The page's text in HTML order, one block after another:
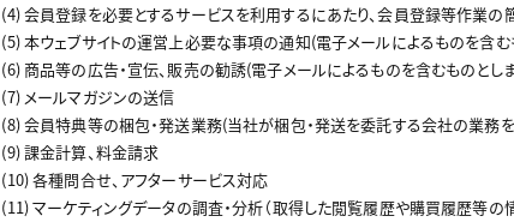
(4) 会員登録を必要とするサービスを利用するにあたり、会員登録等作業の
(5) 本ウェブサイトの運営上必要な事項の通知(電子メールによるものを含む
(6) 商品等の広告・宣伝、販売の勧誘(電子メールによるものを含むものとしま
(7) メールマガジンの送信
(8) 会員特典等の梱包・発送業務(当社が梱包・発送を委託する会社の業務
(9) 課金計算、料金請求
(10) 各種問合せ、アフターサービス対応
(11) マーケティングデータの調査・分析（取得した閲覧履歴や購買履歴等